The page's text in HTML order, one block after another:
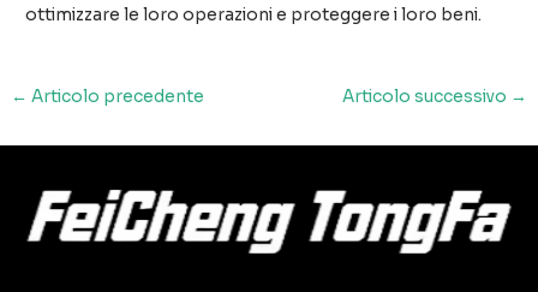
ottimizzare le loro operazioni e proteggere i loro beni.
Navigazione
← Articolo precedente Articolo successivo →